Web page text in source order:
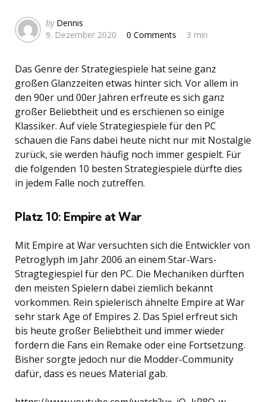
Posted
by
by Dennis
9. Dezember 2020
0 Comments 3 min
Das Genre der Strategiespiele hat seine ganz
großen Glanzzeiten etwas hinter sich. Vor allem in
den 90er und 00er Jahren erfreute es sich ganz
großer Beliebtheit und es erschienen so einige
Klassiker. Auf viele Strategiespiele für den PC
schauen die Fans dabei heute nicht nur mit Nostalgie
zurück, sie werden häufig noch immer gespielt. Für
die folgenden 10 besten Strategiespiele dürfte dies
in jedem Falle noch zutreffen.
Platz 10: Empire at War
Mit Empire at War versuchten sich die Entwickler von
Petroglyph im Jahr 2006 an einem Star-Wars-
Stragtegiespiel für den PC. Die Mechaniken dürften
den meisten Spielern dabei ziemlich bekannt
vorkommen. Rein spielerisch ähnelte Empire at War
sehr stark Age of Empires 2. Das Spiel erfreut sich
bis heute großer Beliebtheit und immer wieder
fordern die Fans ein Remake oder eine Fortsetzung.
Bisher sorgte jedoch nur die Modder-Community
dafür, dass es neues Material gab.